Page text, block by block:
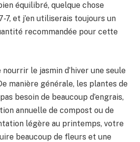
équilibré, quelque chose
7, et j’en utiliserais toujours un
recommandée pour cette
le jasmin d’hiver une seule
manière générale, les plantes de
besoin de beaucoup d’engrais,
annuelle de compost ou de
légère au printemps, votre
beaucoup de fleurs et une